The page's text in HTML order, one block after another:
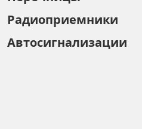
Радиоприемники
Автосигнализации